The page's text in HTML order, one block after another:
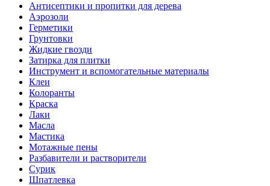
Антисептики и пропитки для дерева
Аэрозоли
Герметики
Грунтовки
Жидкие гвозди
Затирка для плитки
Инструмент и вспомогательные материалы
Клеи
Колоранты
Краска
Лаки
Масла
Мастика
Мотажные пены
Разбавители и растворители
Сурик
Шпатлевка